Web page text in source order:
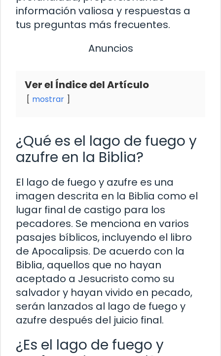
información valiosa y respuestas a
tus preguntas más frecuentes.
Anuncios
Ver el Índice del Artículo
mostrar
¿Qué es el lago de fuego y
azufre en la Biblia?
El lago de fuego y azufre es una
imagen descrita en la Biblia como el
lugar final de castigo para los
pecadores. Se menciona en varios
pasajes bíblicos, incluyendo el libro
de Apocalipsis. De acuerdo con la
Biblia, aquellos que no hayan
aceptado a Jesucristo como su
salvador y hayan vivido en pecado,
serán lanzados al lago de fuego y
azufre después del juicio final.
¿Es el lago de fuego y